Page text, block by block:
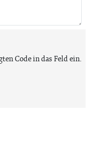
Code in das Feld ein.